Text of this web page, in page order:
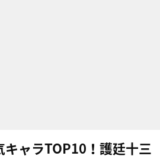
キャラTOP10！護廷十三